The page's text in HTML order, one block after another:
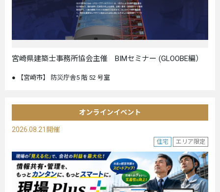
宮崎県建築士事務所協会主催 BIMセミナー (GLOOBE編）
【宮崎市】 防災庁舎5 階 52 号室
オンラインイベント
2026.08.21開催
住宅 エリア限定